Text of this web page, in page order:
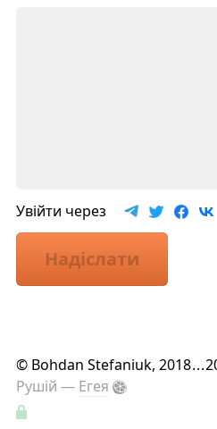
Увійти через
Надіслати
© Bohdan Stefaniuk, 2018...
Рушій — Егея